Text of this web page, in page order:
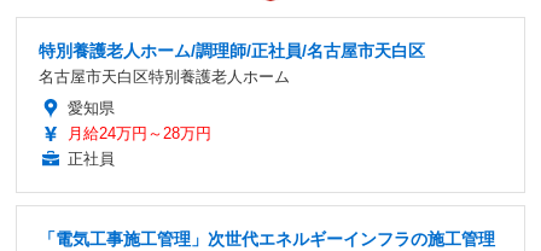
特別養護老人ホーム/調理師/正社員/名古屋市天白区
名古屋市天白区特別養護老人ホーム
愛知県
月給24万円～28万円
正社員
「電気工事施工管理」次世代エネルギーインフラの施工管理